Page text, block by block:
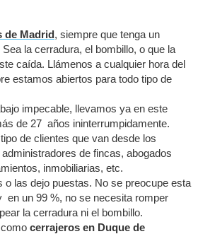
de Madrid , siempre que tenga un
la cerradura, el bombillo, o que la
caída. Llámenos a cualquier hora del
estamos abiertos para todo tipo de
impecable, llevamos ya en este
de 27 años ininterrumpidamente.
de clientes que van desde los
de fincas, abogados
inmobiliarias, etc.
las dejo puestas. No se preocupe esta
en un 99 %, no se necesita romper
la cerradura ni el bombillo.
cerrajeros en Duque de